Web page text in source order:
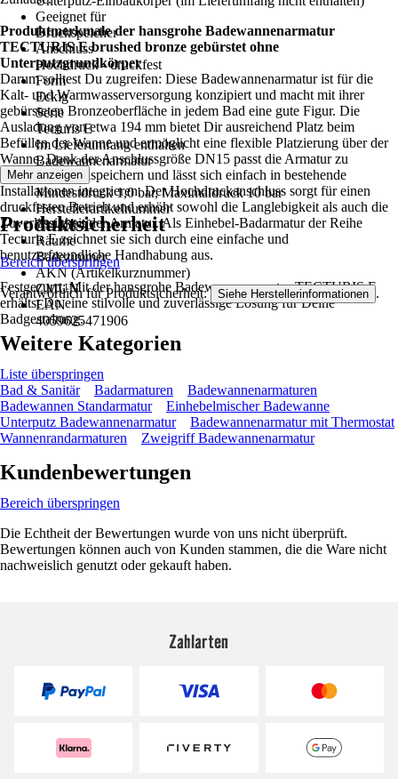
Geeignet für
Druckspeicher
Anschluss
Hochdruck - druckfest
Form
Eckig
Serie
Tecturis E
Im Lieferumfang enthalten
Badewannenarmatur
Hinweis
Mindestdruck 1,0 bar, Maximaldruck 10 bar
Herstellerartikelnummer
73445140
Räume
Badezimmer
AKN (Artikelkurznummer)
CMUN
EAN
4059625471906
Produktmerkmale der hansgrohe Badewannenarmatur
TECTURIS E brushed bronze gebürstet ohne
Unterputzgrundkörper
Darum solltest Du zugreifen: Diese Badewannenarmatur ist für die
Kalt- und Warmwasserversorgung konzipiert und macht mit ihrer
gebürsteten Bronzeoberfläche in jedem Bad eine gute Figur. Die
Ausladung von etwa 194 mm bietet Dir ausreichend Platz beim
Befüllen der Wanne und ermöglicht eine flexible Platzierung über der
Wanne. Dank der Anschlussgröße DN15 passt die Armatur zu
gängigen Druckspeichern und lässt sich einfach in bestehende
Installationen integrieren. Der Hochdruckanschluss sorgt für einen
druckfesten Betrieb und erhöht sowohl die Langlebigkeit als auch die
Zuverlässigkeit der Armatur. Als Einhebel-Badarmatur der Reihe
Tecturis E zeichnet sie sich durch eine einfache und
benutzerfreundliche Handhabung aus.
Festgezurrt: Mit der hansgrohe Badewannenarmatur TECTURIS E
erhältst Du eine stilvolle und zuverlässige Lösung für Deine
Badgestaltung.
Mehr anzeigen
Produktsicherheit
Bereich überspringen
Verantwortlich für Produktsicherheit: Siehe Herstellerinformationen .
Weitere Kategorien
Liste überspringen
Bad & Sanitär
Badarmaturen
Badewannenarmaturen
Badewannen Standarmatur
Einhebelmischer Badewanne
Unterputz Badewannenarmatur
Badewannenarmatur mit Thermostat
Wannenrandarmaturen
Zweigriff Badewannenarmatur
Kundenbewertungen
Bereich überspringen
Die Echtheit der Bewertungen wurde von uns nicht überprüft.
Bewertungen können auch von Kunden stammen, die die Ware nicht
nachweislich genutzt oder gekauft haben.
Zahlarten